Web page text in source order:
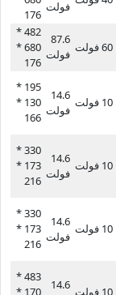
فولت
176
60 فولت
87.6
فولت
482 *
680 *
176
10 فولت
14.6
فولت
195 *
130 *
166
10 فولت
14.6
فولت
330 *
173 *
216
10 فولت
14.6
فولت
330 *
173 *
216
10 فولت
14.6
483 *
170 *